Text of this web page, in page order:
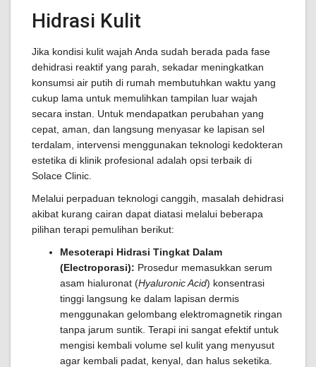
Hidrasi Kulit
Jika kondisi kulit wajah Anda sudah berada pada fase
dehidrasi reaktif yang parah, sekadar meningkatkan
konsumsi air putih di rumah membutuhkan waktu yang
cukup lama untuk memulihkan tampilan luar wajah
secara instan. Untuk mendapatkan perubahan yang
cepat, aman, dan langsung menyasar ke lapisan sel
terdalam, intervensi menggunakan teknologi kedokteran
estetika di klinik profesional adalah opsi terbaik di
Solace Clinic.
Melalui perpaduan teknologi canggih, masalah dehidrasi
akibat kurang cairan dapat diatasi melalui beberapa
pilihan terapi pemulihan berikut:
Mesoterapi Hidrasi Tingkat Dalam
(Electroporasi): Prosedur memasukkan serum
asam hialuronat (Hyaluronic Acid) konsentrasi
tinggi langsung ke dalam lapisan dermis
menggunakan gelombang elektromagnetik ringan
tanpa jarum suntik. Terapi ini sangat efektif untuk
mengisi kembali volume sel kulit yang menyusut
agar kembali padat, kenyal, dan halus seketika.